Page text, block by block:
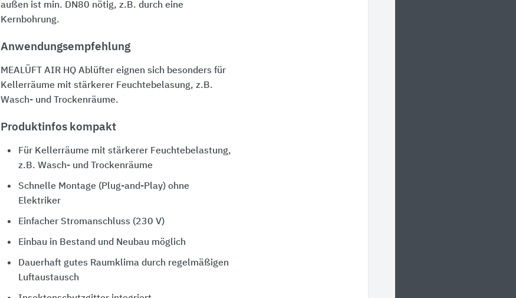
außen ist min. DN80 nötig, z.B. durch eine
Kernbohrung.
Anwendungsempfehlung
MEALÜFT AIR HQ Ablüfter eignen sich besonders für
Kellerräume mit stärkerer Feuchtebelasung, z.B.
Wasch- und Trockenräume.
Produktinfos kompakt
Für Kellerräume mit stärkerer Feuchtebelastung,
z.B. Wasch- und Trockenräume
Schnelle Montage (Plug-and-Play) ohne
Elektriker
Einfacher Stromanschluss (230 V)
Einbau in Bestand und Neubau möglich
Dauerhaft gutes Raumklima durch regelmäßigen
Luftaustausch